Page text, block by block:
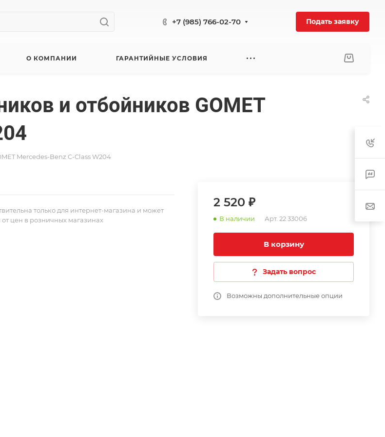
+7 (985) 766-02-70 Подать заявку
О КОМПАНИИ ГАРАНТИЙНЫЕ УСЛОВИЯ
и отбойников GOMET
Mercedes-Benz C-Class W204
2 520 ₽
В наличии Арт. 22 33006
В корзину
Задать вопрос
Возможны дополнительные опции
только для интернет-магазина и может
от цен в розничных магазинах